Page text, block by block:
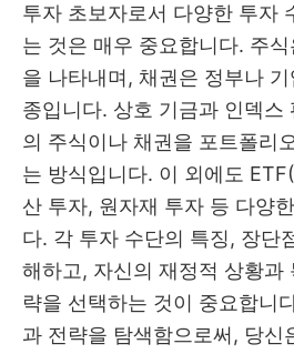
투자 초보자로서 다양한 투자
는 것은 매우 중요합니다. 주
을 나타내며, 채권은 정부나
종입니다. 상호 기금과 인덱스
의 주식이나 채권을 포트폴리
는 방식입니다. 이 외에도
산 투자, 원자재 투자 등 다양
다. 각 투자 수단의 특징, 장단
해하고, 자신의 재정적 상황과
략을 선택하는 것이 중요합니
과 전략을 탐색함으로써, 당신